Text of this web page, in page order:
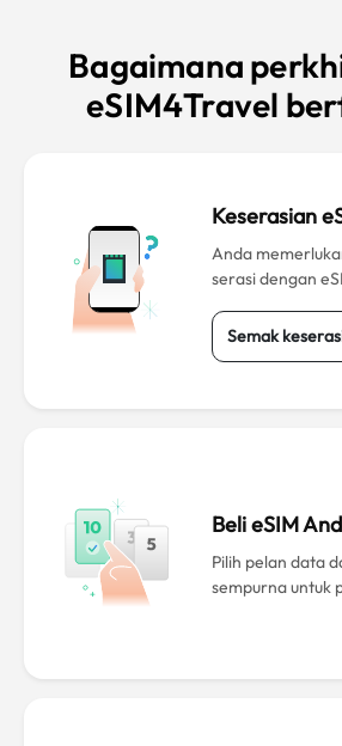
Bagaimana
eSIM4Travel
Keserasian
Anda
serasi dengan
Semak
Beli eSIM
Pilih pelan data
sempurna untuk